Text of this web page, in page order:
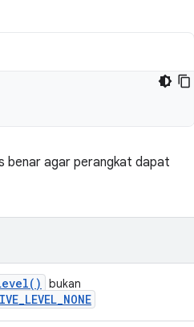
benar agar perangkat dapat
bukan